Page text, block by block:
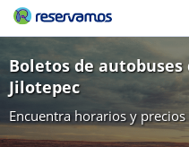
Boletos de
Jilotepec
Encuentra horarios y